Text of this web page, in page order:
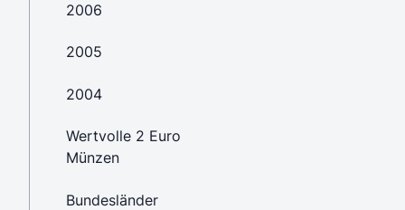
2006
2005
2004
Wertvolle 2 Euro
Münzen
Bundesländer